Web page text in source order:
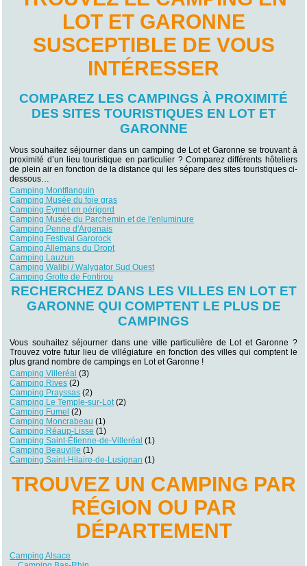
LOT ET GARONNE
SUSCEPTIBLE DE VOUS
INTÉRESSER
COMPAREZ LES CAMPINGS À PROXIMITÉ
DES SITES TOURISTIQUES EN LOT ET
GARONNE
Vous souhaitez séjourner dans un camping de Lot et Garonne se trouvant à
proximité d’un lieu touristique en particulier ? Comparez différents hôteliers
de plein air en fonction de la distance qui les sépare des sites touristiques ci-
dessous…
Camping Montflanquin
Camping Musée du foie gras
Camping Eymet en périgord
Camping Musée du Parchemin et de l'enluminure
Camping Penne d'Argenais
Camping Festival Garorock
Camping Allemans du Dropt
Camping Lauzun
Camping Walibi / Walygator Sud Ouest
Camping Grotte de Fontirou
RECHERCHEZ DANS LES VILLES EN LOT ET
GARONNE QUI COMPTENT LE PLUS DE
CAMPINGS
Vous souhaitez séjourner dans une ville particulière de Lot et Garonne ?
Trouvez votre futur lieu de villégiature en fonction des villes qui comptent le
plus grand nombre de campings en Lot et Garonne !
Camping Villeréal (3)
Camping Rives (2)
Camping Prayssas (2)
Camping Le Temple-sur-Lot (2)
Camping Fumel (2)
Camping Moncrabeau (1)
Camping Réaup-Lisse (1)
Camping Saint-Étienne-de-Villeréal (1)
Camping Beauville (1)
Camping Saint-Hilaire-de-Lusignan (1)
TROUVEZ UN CAMPING PAR
RÉGION OU PAR
DÉPARTEMENT
Camping Alsace